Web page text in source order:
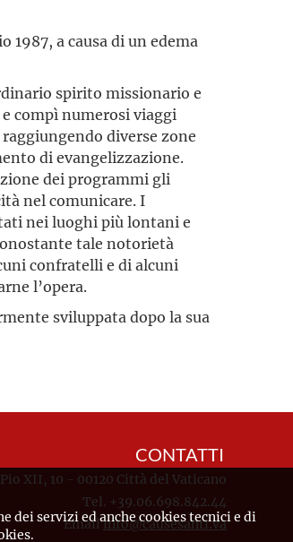
1987, a causa di un edema
spirito missionario e
compì numerosi viaggi
diverse zone
di evangelizzazione.
dei programmi gli
nel comunicare. I
nei luoghi più lontani e
tale notorietà
confratelli e di alcuni
l’opera.
sviluppata dopo la sua
CONTATTI
XII, 10 - 00120 Città del Vaticano
Tel. +39.06.698.842.44
Emailinfo@causesanti.va
dei servizi ed anche cookies tecnici e di